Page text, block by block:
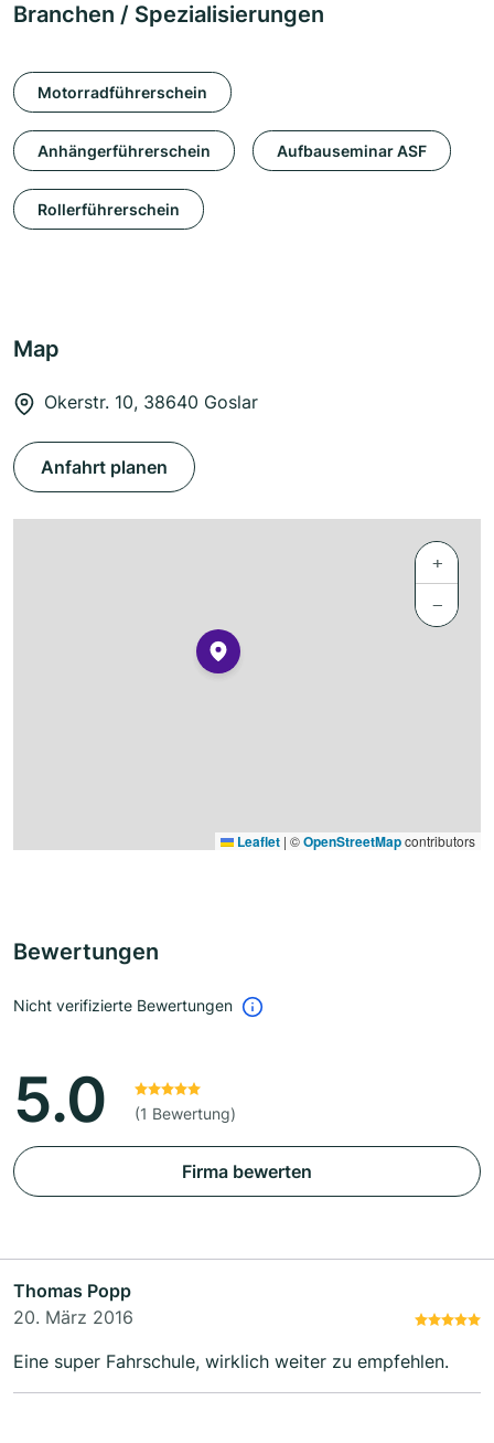
Branchen / Spezialisierungen
Motorradführerschein
Anhängerführerschein Aufbauseminar ASF
Rollerführerschein
Map
Okerstr. 10, 38640 Goslar
Anfahrt planen
+
−
Leaflet | ©OpenStreetMapcontributors
Bewertungen
Nicht verifizierte Bewertungen
5.0 (1 Bewertung)
Firma bewerten
Thomas Popp
20. März 2016
Eine super Fahrschule, wirklich weiter zu empfehlen.